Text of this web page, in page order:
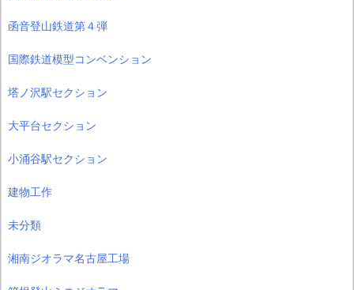
函音登山鉄道第４弾
国際鉄道模型コンベンション
塔ノ沢駅セクション
大平台セクション
小涌谷駅セクション
建物工作
未分類
湘南ジオラマ名古屋工場